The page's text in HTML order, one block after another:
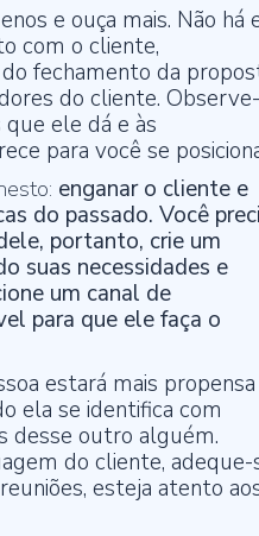
e ouça mais. Não há
com o cliente,
fechamento da
do cliente.
ele dá e às
para você se
enganar o cliente e
do passado. Você
portanto, crie um
suas necessidades e
um canal de
para que ele faça o
estará mais
ela se identifica com
desse outro alguém.
do cliente, adeque-
esteja atento